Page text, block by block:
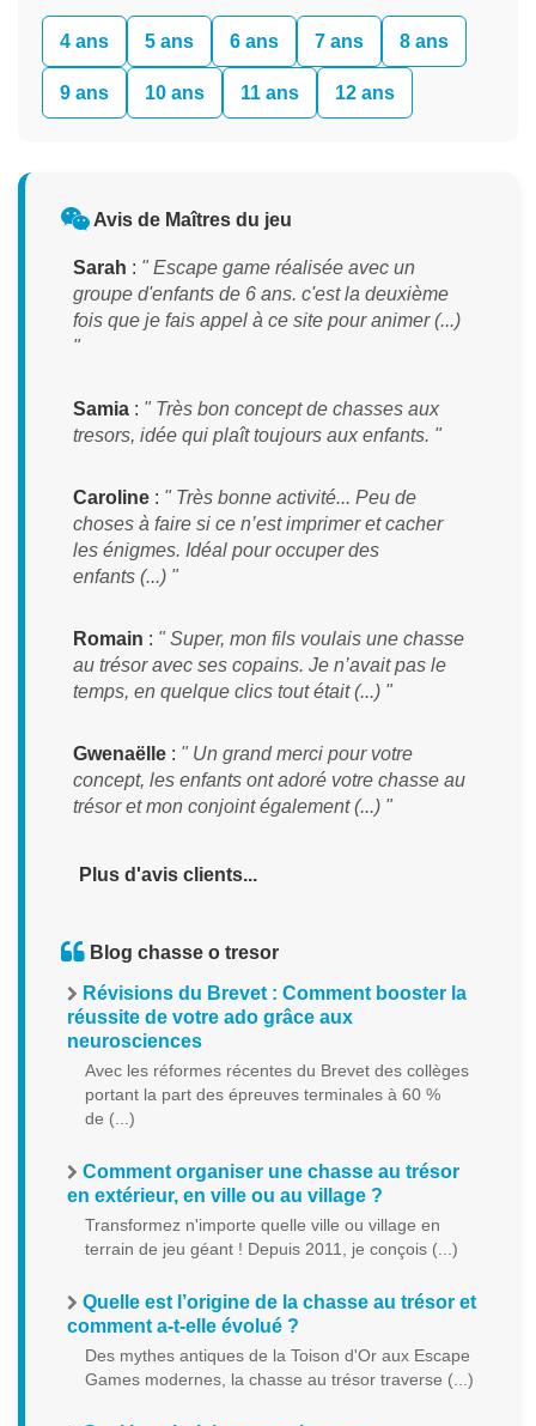
4 ans 5 ans 6 ans 7 ans 8 ans
9 ans 10 ans 11 ans 12 ans
Avis de Maîtres du jeu
Sarah : " Escape game réalisée avec un
groupe d'enfants de 6 ans. c'est la deuxième
fois que je fais appel à ce site pour animer (...)
"
Samia : " Très bon concept de chasses aux
tresors, idée qui plaît toujours aux enfants. "
Caroline : " Très bonne activité... Peu de
choses à faire si ce n’est imprimer et cacher
les énigmes. Idéal pour occuper des
enfants (...) "
Romain : " Super, mon fils voulais une chasse
au trésor avec ses copains. Je n’avait pas le
temps, en quelque clics tout était (...) "
Gwenaëlle : " Un grand merci pour votre
concept, les enfants ont adoré votre chasse au
trésor et mon conjoint également (...) "
Plus d'avis clients...
Blog chasse o tresor
Révisions du Brevet : Comment booster la
réussite de votre ado grâce aux
neurosciences
Avec les réformes récentes du Brevet des collèges
portant la part des épreuves terminales à 60 %
de (...)
Comment organiser une chasse au trésor
en extérieur, en ville ou au village ?
Transformez n'importe quelle ville ou village en
terrain de jeu géant ! Depuis 2011, je conçois (...)
Quelle est l’origine de la chasse au trésor et
comment a-t-elle évolué ?
Des mythes antiques de la Toison d'Or aux Escape
Games modernes, la chasse au trésor traverse (...)